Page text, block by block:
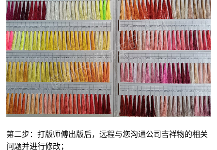
第二步：打版师傅出版后，远程与您沟通公司吉祥物的相关
问题并进行修改；